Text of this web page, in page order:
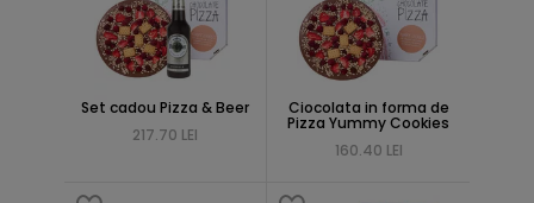
Set cadou Pizza & Beer
217.70 LEI
Ciocolata in forma de
Pizza Yummy Cookies
160.40 LEI